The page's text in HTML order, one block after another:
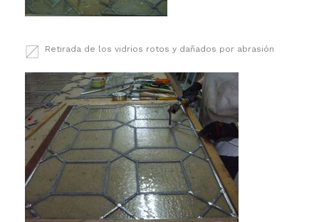
Retirada de los vidrios rotos y dañados por abrasión